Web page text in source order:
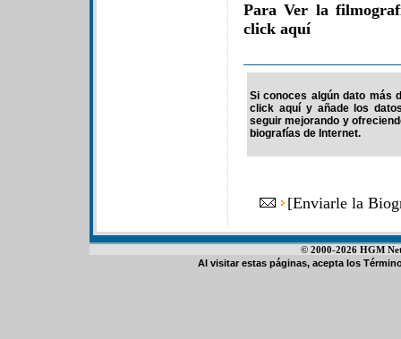
Para Ver la
click aquí
Si conoces algún dato más
click aquí y añade los
seguir mejorando y
biografías de Internet.
[Enviarle la
© 2000-2026 HGM
Al visitar estas páginas, acepta los